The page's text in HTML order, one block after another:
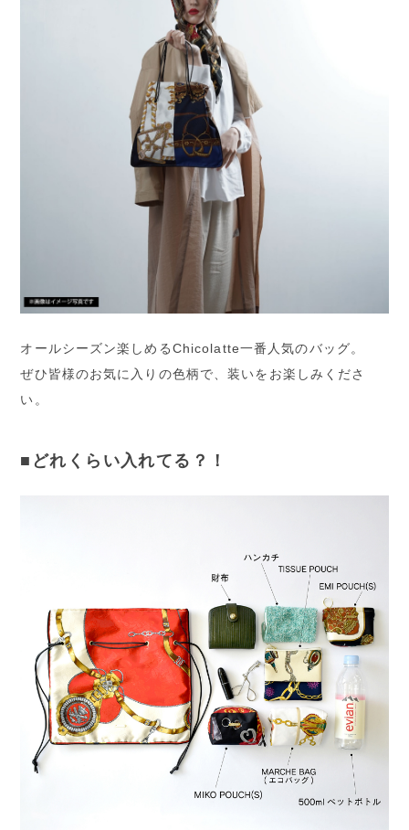
オールシーズン楽しめるChicolatte一番人気のバッグ。
ぜひ皆様のお気に入りの色柄で、装いをお楽しみくださ
い。
■どれくらい入れてる？！